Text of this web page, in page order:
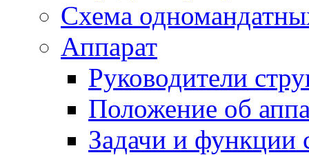
Схема
Аппарат
Руководители
Положение об
Задачи и функции